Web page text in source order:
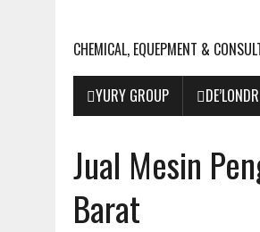
CHEMICAL, EQUEPMENT &
YURY GROUP
Jual Mesin
Barat